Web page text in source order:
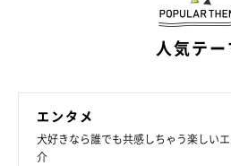
人気テー
エンタメ
犬好きなら誰でも共感しちゃう楽しい
介